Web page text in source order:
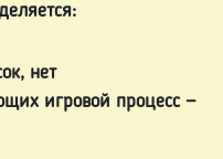
нет
игровой процесс —